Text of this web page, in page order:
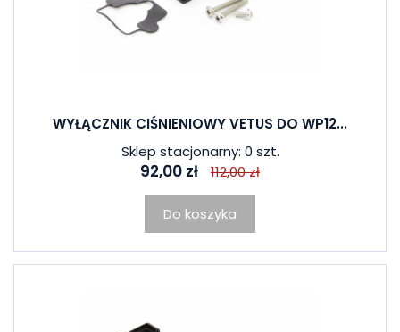
WYŁĄCZNIK CIŚNIENIOWY VETUS DO WP12...
Sklep stacjonarny: 0 szt.
92,00 zł 112,00 zł
Do koszyka